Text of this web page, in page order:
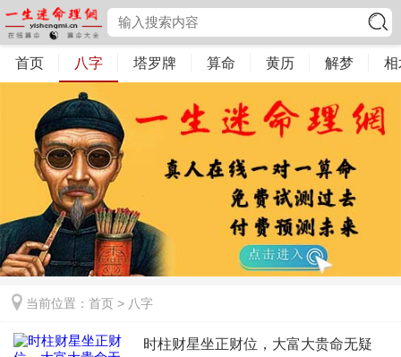
首页 八字 塔罗牌 算命 黄历 解梦 相
当前位置： 首页 > 八字
时柱财星坐正财位，大富大贵命无疑